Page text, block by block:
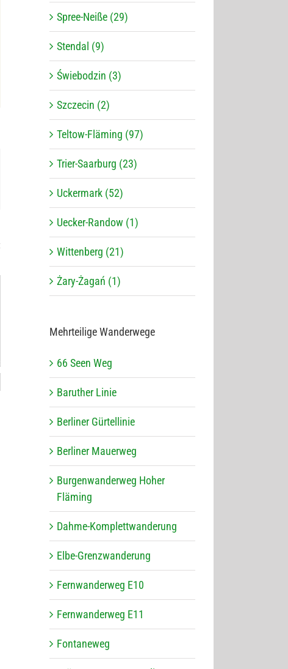
Spree-Neiße (29)
Stendal (9)
Świebodzin (3)
Szczecin (2)
Teltow-Fläming (97)
Trier-Saarburg (23)
Uckermark (52)
Uecker-Randow (1)
Wittenberg (21)
Żary-Żagań (1)
Mehr­tei­lige Wanderwege
66 Seen Weg
Baru­ther Linie
Ber­li­ner Gürtellinie
Ber­li­ner Mauerweg
Bur­gen­wan­der­weg Hoher
Fläming
Dahme-Kom­plett­wan­de­rung
Elbe-Grenz­wan­de­rung
Fern­wan­der­weg E10
Fern­wan­der­weg E11
Fon­ta­ne­weg